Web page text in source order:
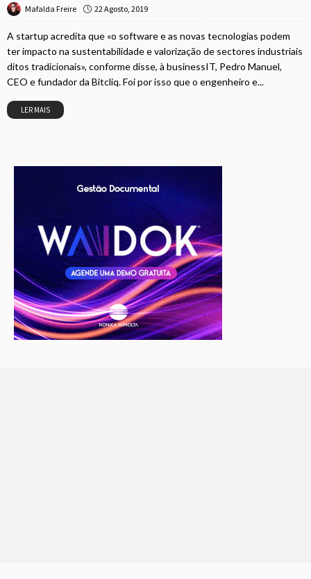
Mafalda Freire 22 Agosto, 2019
A startup acredita que «o software e as novas tecnologias podem
ter impacto na sustentabilidade e valorização de sectores industriais
ditos tradicionais», conforme disse, à businessIT, Pedro Manuel,
CEO e fundador da Bitcliq. Foi por isso que o engenheiro e...
LER MAIS